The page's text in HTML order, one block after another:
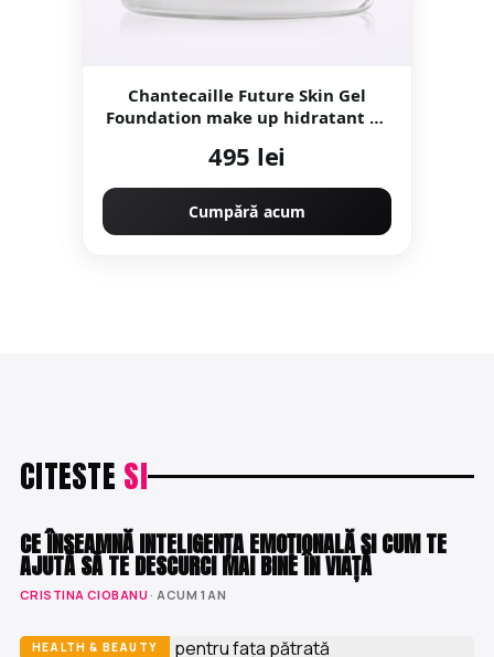
Chantecaille Future Skin Gel
Foundation make up hidratant cu
g
495 lei
Cumpără acum
CITESTE SI
CE ÎNSEAMNĂ INTELIGENȚA EMOȚIONALĂ ȘI CUM TE
AJUTĂ SĂ TE DESCURCI MAI BINE ÎN VIAȚĂ
CRISTINA CIOBANU· ACUM 1 AN
HEALTH & BEAUTY